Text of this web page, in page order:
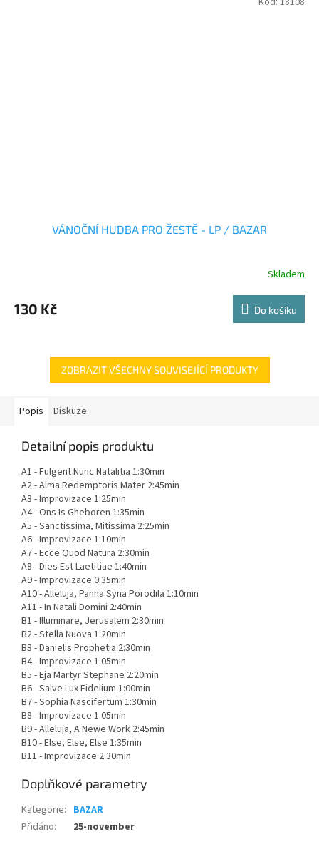
VÁNOČNÍ HUDBA PRO ŽESTĚ - LP / BAZAR
Skladem
130 Kč Do košíku
ZOBRAZIT VŠECHNY SOUVISEJÍCÍ PRODUKTY
Popis Diskuze
Detailní popis produktu
A1 - Fulgent Nunc Natalitia 1:30min
A2 - Alma Redemptoris Mater 2:45min
A3 - Improvizace 1:25min
A4 - Ons Is Gheboren 1:35min
A5 - Sanctissima, Mitissima 2:25min
A6 - Improvizace 1:10min
A7 - Ecce Quod Natura 2:30min
A8 - Dies Est Laetitiae 1:40min
A9 - Improvizace 0:35min
A10 - Alleluja, Panna Syna Porodila 1:10min
A11 - In Natali Domini 2:40min
B1 - Illuminare, Jerusalem 2:30min
B2 - Stella Nuova 1:20min
B3 - Danielis Prophetia 2:30min
B4 - Improvizace 1:05min
B5 - Eja Martyr Stephane 2:20min
B6 - Salve Lux Fidelium 1:00min
B7 - Sophia Nascifertum 1:30min
B8 - Improvizace 1:05min
B9 - Alleluja, A Newe Work 2:45min
B10 - Else, Else, Else 1:35min
B11 - Improvizace 2:30min
Doplňkové parametry
Kategorie: BAZAR
Přidáno: 25-november